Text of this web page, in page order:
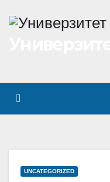
UNCATEGORIZED